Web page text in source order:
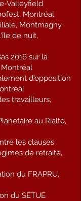
Valleyfield
Montréal
Montmagny
de nuit,
2016 sur la
d'opposition
travailleurs,
au Rialto,
les clauses
de retraite,
du FRAPRU,
du SÉTUE